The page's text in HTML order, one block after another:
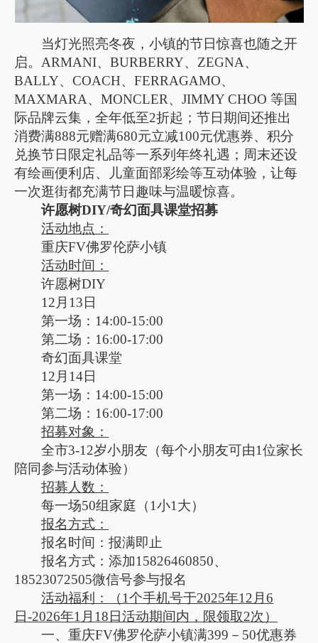
当灯光照亮冬夜，小镇的节日惊喜也随之开
启。ARMANI、BURBERRY、ZEGNA、
BALLY、COACH、FERRAGAMO、
MAXMARA、MONCLER、JIMMY CHOO 等国
际品牌云集，全年低至2折起；节日期间还推出
消费满888元赠满680元立减100元优惠券、积分
兑换节日限定礼品等一系列年终礼遇；周末还设
有绘画便利店、儿童面部彩绘等互动体验，让每
一次逛街都充满节日趣味与温暖惊喜。
许愿树DIY/奇幻面具课堂招募
活动地点：
重庆FV佛罗伦萨小镇
活动时间：
许愿树DIY
12月13日
第一场：14:00-15:00
第二场：16:00-17:00
奇幻面具课堂
12月14日
第一场：14:00-15:00
第二场：16:00-17:00
招募对象：
全市3-12岁小朋友（每个小朋友可由1位家长
陪同参与活动体验）
招募人数：
每一场50组家庭（1小1大）
报名方式：
报名时间：报满即止
报名方式：添加15826460850、
18523072505微信号参与报名
活动福利：（1个手机号于2025年12月6
日-2026年1月18日活动期间内，限领取2次）
一、重庆FV佛罗伦萨小镇满399－50优惠券